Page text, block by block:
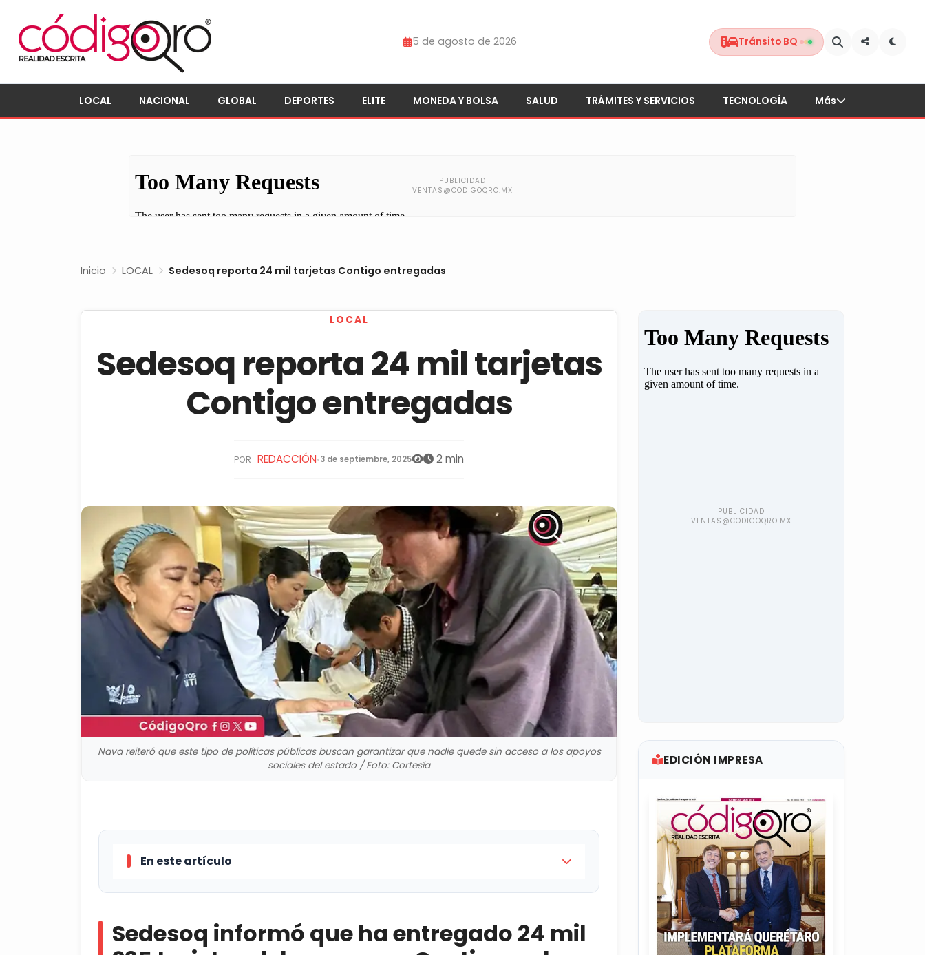
5 de agosto de 2026 Tránsito BQ
LOCAL NACIONAL GLOBAL DEPORTES ELITE MONEDA Y BOLSA SALUD TRÁMITES Y SERVICIOS TECNOLOGÍA Más
Inicio LOCAL Sedesoq reporta 24 mil tarjetas Contigo entregadas
LOCAL
Sedesoq reporta 24 mil tarjetas
Contigo entregadas
POR REDACCIÓN•3 de septiembre, 2025 2 min
Nava reiteró que este tipo de políticas públicas buscan garantizar que nadie quede sin acceso a los apoyos
sociales del estado / Foto: Cortesía
En este artículo
Promoverá Dorantes iniciativa para permitir a adultos mayores trabajar sin perder
Sedesoq informó que ha entregado 24 mil
EDICIÓN IMPRESA